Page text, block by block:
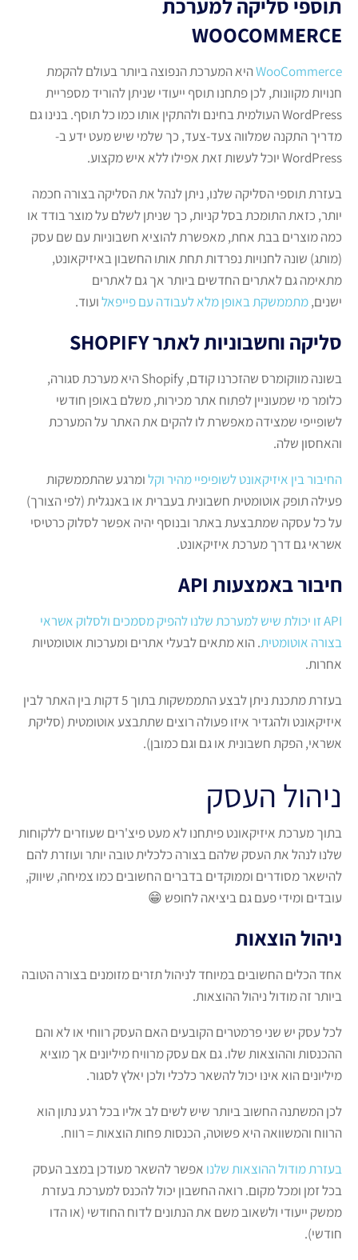
תוספי סליקה למערכת
WOOCOMMERCE
WooCommerceהיא המערכת הנפוצה ביותר בעולם להקמת
חנויות מקוונות, לכן פתחנו תוסף ייעודי שניתן להוריד מספריית
WordPress העולמית בחינם ולהתקין אותו כמו כל תוסף. בנינו גם
מדריך התקנה שמלווה צעד-צעד, כך שלמי שיש מעט ידע ב-
WordPress יוכל לעשות זאת אפילו ללא איש מקצוע.
בעזרת תוספי הסליקה שלנו, ניתן לנהל את הסליקה בצורה חכמה
יותר, כזאת התומכת בסל קניות, כך שניתן לשלם על מוצר בודד או
כמה מוצרים בבת אחת, מאפשרת להוציא חשבוניות עם שם עסק
(מותג) שונה לחנויות נפרדות תחת אותו החשבון באיזיקאונט,
מתאימה גם לאתרים החדשים ביותר אך גם לאתרים
ישנים,מתממשקת באופן מלא לעבודה עם פייפאלועוד.
סליקה וחשבוניות לאתר SHOPIFY
בשונה מווקומרס שהזכרנו קודם, Shopify היא מערכת סגורה,
כלומר מי שמעוניין לפתוח אתר מכירות, משלם באופן חודשי
לשופייפי שמצידה מאפשרת לו להקים את האתר על המערכת
והאחסון שלה.
החיבור בין איזיקאונט לשופיפיי מהיר וקלומרגע שהתממשקות
פעילה תופק אוטומטית חשבונית בעברית או באנגלית (לפי הצורך)
על כל עסקה שמתבצעת באתר ובנוסף יהיה אפשר לסלוק כרטיסי
אשראי גם דרך מערכת איזיקאונט.
חיבור באמצעות API
API זו יכולת שיש למערכת שלנו להפיק מסמכים ולסלוק אשראי
בצורה אוטומטית. הוא מתאים לבעלי אתרים ומערכות אוטומטיות
אחרות.
בעזרת מתכנת ניתן לבצע התממשקות בתוך 5 דקות בין האתר לבין
איזיקאונט ולהגדיר איזו פעולה רוצים שתתבצע אוטומטית (סליקת
אשראי, הפקת חשבונית או גם וגם כמובן).
ניהול העסק
בתוך מערכת איזיקאונט פיתחנו לא מעט פיצ'רים שעוזרים ללקוחות
שלנו לנהל את העסק שלהם בצורה כלכלית טובה יותר ועוזרת להם
להישאר מסודרים וממוקדים בדברים החשובים כמו צמיחה, שיווק,
עובדים ומידי פעם גם ביציאה לחופש 😁
ניהול הוצאות
אחד הכלים החשובים במיוחד לניהול תזרים מזומנים בצורה הטובה
ביותר זה מודול ניהול ההוצאות.
לכל עסק יש שני פרמטרים הקובעים האם העסק רווחי או לא והם
ההכנסות וההוצאות שלו. גם אם עסק מרוויח מיליונים אך מוציא
מיליונים הוא אינו יכול להשאר כלכלי ולכן יאלץ לסגור.
לכן המשתנה החשוב ביותר שיש לשים לב אליו בכל רגע נתון הוא
הרווח והמשוואה היא פשוטה, הכנסות פחות הוצאות = רווח.
בעזרת מודול ההוצאות שלנו אפשר להשאר מעודכן במצב העסק
בכל זמן ומכל מקום. רואה החשבון יכול להכנס למערכת בעזרת
ממשק ייעודי ולשאוב משם את הנתונים לדוח החודשי (או הדו
חודשי).